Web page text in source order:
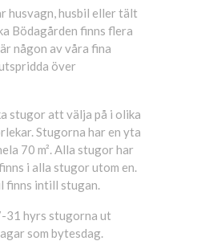
husvagn, husbil eller tält
Bödagården finns flera
någon av våra fina
över
stugor att välja på i olika
Stugorna har en yta
70 m². Alla stugor har
i alla stugor utom en.
finns intill stugan.
31 hyrs stugorna ut
som bytesdag.